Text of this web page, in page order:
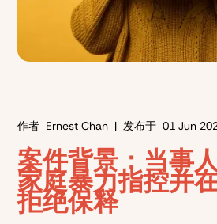
作者 Ernest Chan | 发布于01 Jun
案件背景：当事
家庭暴力指控并
拒绝保释